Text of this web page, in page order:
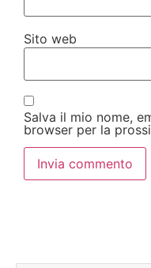
Sito web
Salva il mio nome,
browser per la